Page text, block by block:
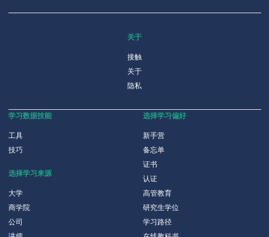
关于
接触
关于
隐私
学习数据技能
工具
技巧
选择学习来源
大学
商学院
公司
选择学习偏好
新手营
备忘单
证书
认证
高管教育
研究生学位
学习路径